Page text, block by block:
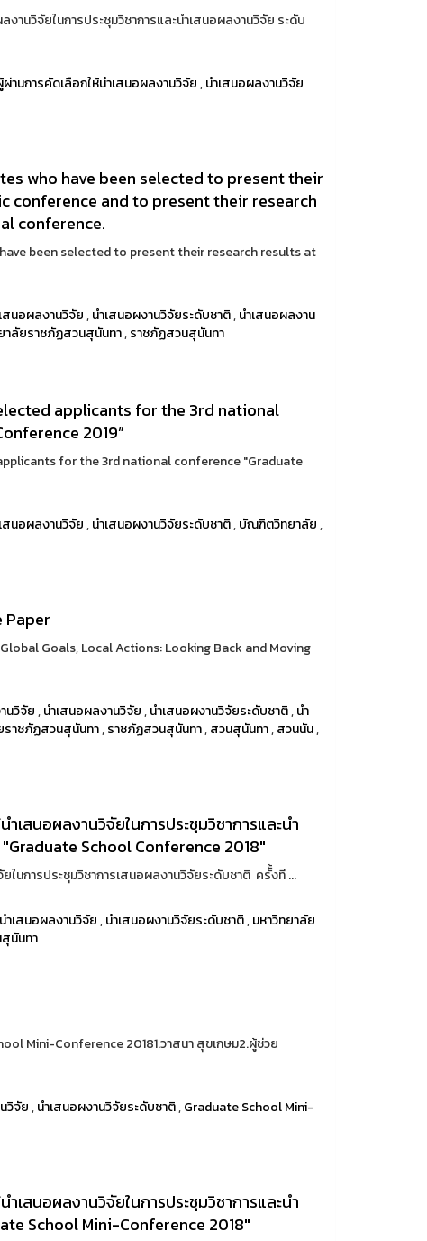
านวิจัยในการประชุมวิชาการและนำเสนอผลงานวิจัย ระดับ
ผ่านการคัดเลือกให้นำเสนอผลงานวิจัย,นำเสนอผลงานวิจัย
who have been selected to present their
conference and to present their research
conference.
been selected to present their research results at
สนอผลงานวิจัย,นำเสนอผงานวิจัยระดับชาติ,นำเสนอผลงาน
าลัยราชภัฏสวนสุนันทา,ราชภัฏสวนสุนันทา
applicants for the 3rd national
2019”
for the 3rd national conference "Graduate
สนอผลงานวิจัย,นำเสนอผงานวิจัยระดับชาติ,บัณฑิตวิทยาลัย,
Paper
Goals, Local Actions: Looking Back and Moving
นวิจัย,นำเสนอผลงานวิจัย,นำเสนอผงานวิจัยระดับชาติ,นำ
ราชภัฏสวนสุนันทา,ราชภัฏสวนสุนันทา,สวนสุนันทา,สวนนัน,
เสนอผลงานวิจัยในการประชุมวิชาการและนำ
School Conference 2018"
ในการประชุมวิชาการเสนอผลงานวิจัยระดับชาติ ครัั้งที ...
นำเสนอผลงานวิจัย,นำเสนอผงานวิจัยระดับชาติ,มหาวิทยาลัย
นันทา
Mini-Conference 20181.วาสนา สุขเกษม2.ผู้ช่วย
วิจัย,นำเสนอผงานวิจัยระดับชาติ,Graduate School Mini-
เสนอผลงานวิจัยในการประชุมวิชาการและนำ
School Mini-Conference 2018"